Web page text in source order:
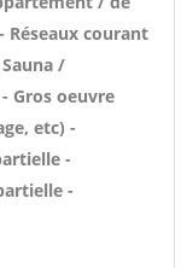
Réseaux courant
/
Gros oeuvre
etc) -
-
-